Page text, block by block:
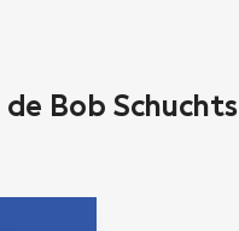
de Bob Schuchts